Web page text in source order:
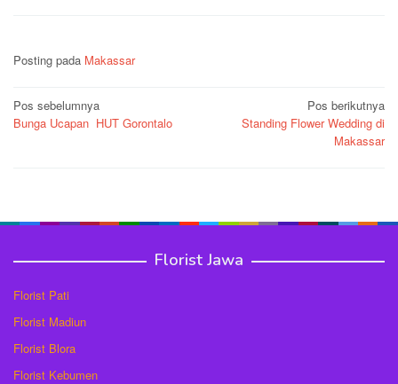
Posting pada Makassar
Navigasi
pos
Pos sebelumnya
Bunga Ucapan HUT Gorontalo
Pos berikutnya
Standing Flower Wedding di
Makassar
Florist Jawa
Florist Pati
Florist Madiun
Florist Blora
Florist Kebumen